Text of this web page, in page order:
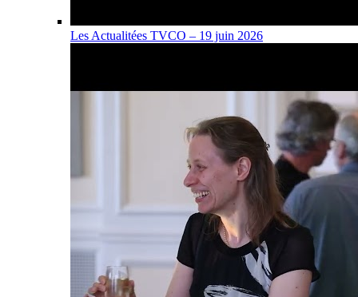
Les Actualitées TVCO – 19 juin 2026